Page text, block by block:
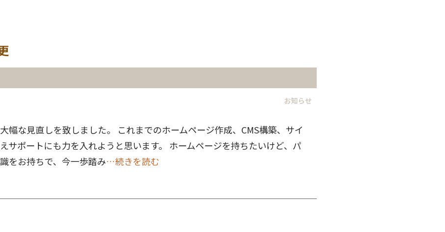
お知らせ
幅な見直しを致しました。 これまでのホームページ作成、CMS構築、サイ
サポートにも力を入れようと思います。 ホームページを持ちたいけど、パ
をお持ちで、今一歩踏み…続きを読む